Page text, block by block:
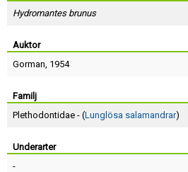
Hydromantes brunus
Auktor
Gorman, 1954
Familj
Plethodontidae - (Lunglösa salamandrar)
Underarter
-
Lösenord:
Terms of Service
Skapa